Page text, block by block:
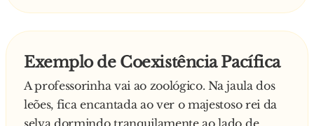
maravilhosa... de que couro é feita essa bota?
Vendedor: é feita de couro de v**...!
olhou a mesma bota e perguntou pro mesmo
vendedor: bah, tchê... que bota linda,
maravilhosa!! de que couro é feita essa bota?
Exemplo de Coexistência Pacífica
A professorinha vai ao zoológico. Na jaula dos
leões, fica encantada ao ver o majestoso rei da
selva dormindo tranquilamente ao lado de